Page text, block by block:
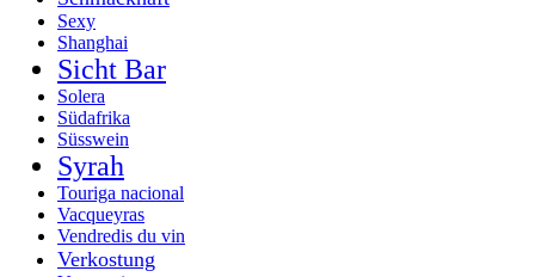
Sexy
Shanghai
Sicht Bar
Solera
Südafrika
Süsswein
Syrah
Touriga nacional
Vacqueyras
Vendredis du vin
Verkostung